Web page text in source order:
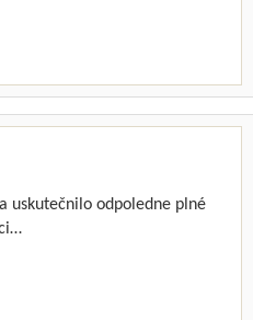
uskutečnilo odpoledne plné